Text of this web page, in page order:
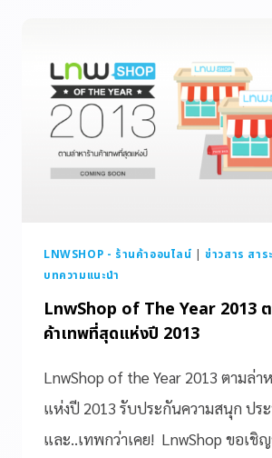
LNWSHOP - ร้านค้าออนไลน์ |ข่าวสาร สาร
บทความแนะนำ
LnwShop of The Year 2013 ต
ค้าเทพที่สุดแห่งปี 2013
LnwShop of the Year 2013 ตามล่
แห่งปี 2013 รับประกันความสนุก ปร
และ..เทพกว่าเคย! LnwShop ขอเชิ